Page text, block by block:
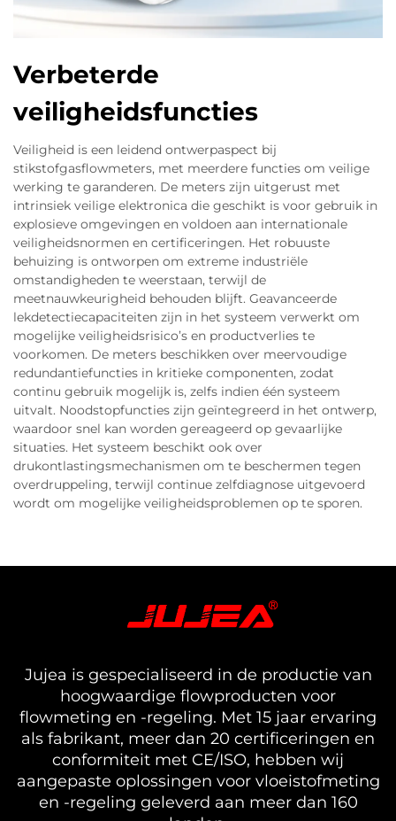
Verbeterde
veiligheidsfuncties
Veiligheid is een leidend ontwerpaspect bij
stikstofgasflowmeters, met meerdere functies om veilige
werking te garanderen. De meters zijn uitgerust met
intrinsiek veilige elektronica die geschikt is voor gebruik in
explosieve omgevingen en voldoen aan internationale
veiligheidsnormen en certificeringen. Het robuuste
behuizing is ontworpen om extreme industriële
omstandigheden te weerstaan, terwijl de
meetnauwkeurigheid behouden blijft. Geavanceerde
lekdetectiecapaciteiten zijn in het systeem verwerkt om
mogelijke veiligheidsrisico’s en productverlies te
voorkomen. De meters beschikken over meervoudige
redundantiefuncties in kritieke componenten, zodat
continu gebruik mogelijk is, zelfs indien één systeem
uitvalt. Noodstopfuncties zijn geïntegreerd in het ontwerp,
waardoor snel kan worden gereageerd op gevaarlijke
situaties. Het systeem beschikt ook over
drukontlastingsmechanismen om te beschermen tegen
overdruppeling, terwijl continue zelfdiagnose uitgevoerd
wordt om mogelijke veiligheidsproblemen op te sporen.
Jujea is gespecialiseerd in de productie van
hoogwaardige flowproducten voor
flowmeting en -regeling. Met 15 jaar ervaring
als fabrikant, meer dan 20 certificeringen en
conformiteit met CE/ISO, hebben wij
aangepaste oplossingen voor vloeistofmeting
en -regeling geleverd aan meer dan 160